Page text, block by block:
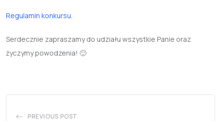
Regulamin konkursu.
Serdecznie zapraszamy do udziału wszystkie Panie oraz
życzymy powodzenia! 🙂
PREVIOUS POST